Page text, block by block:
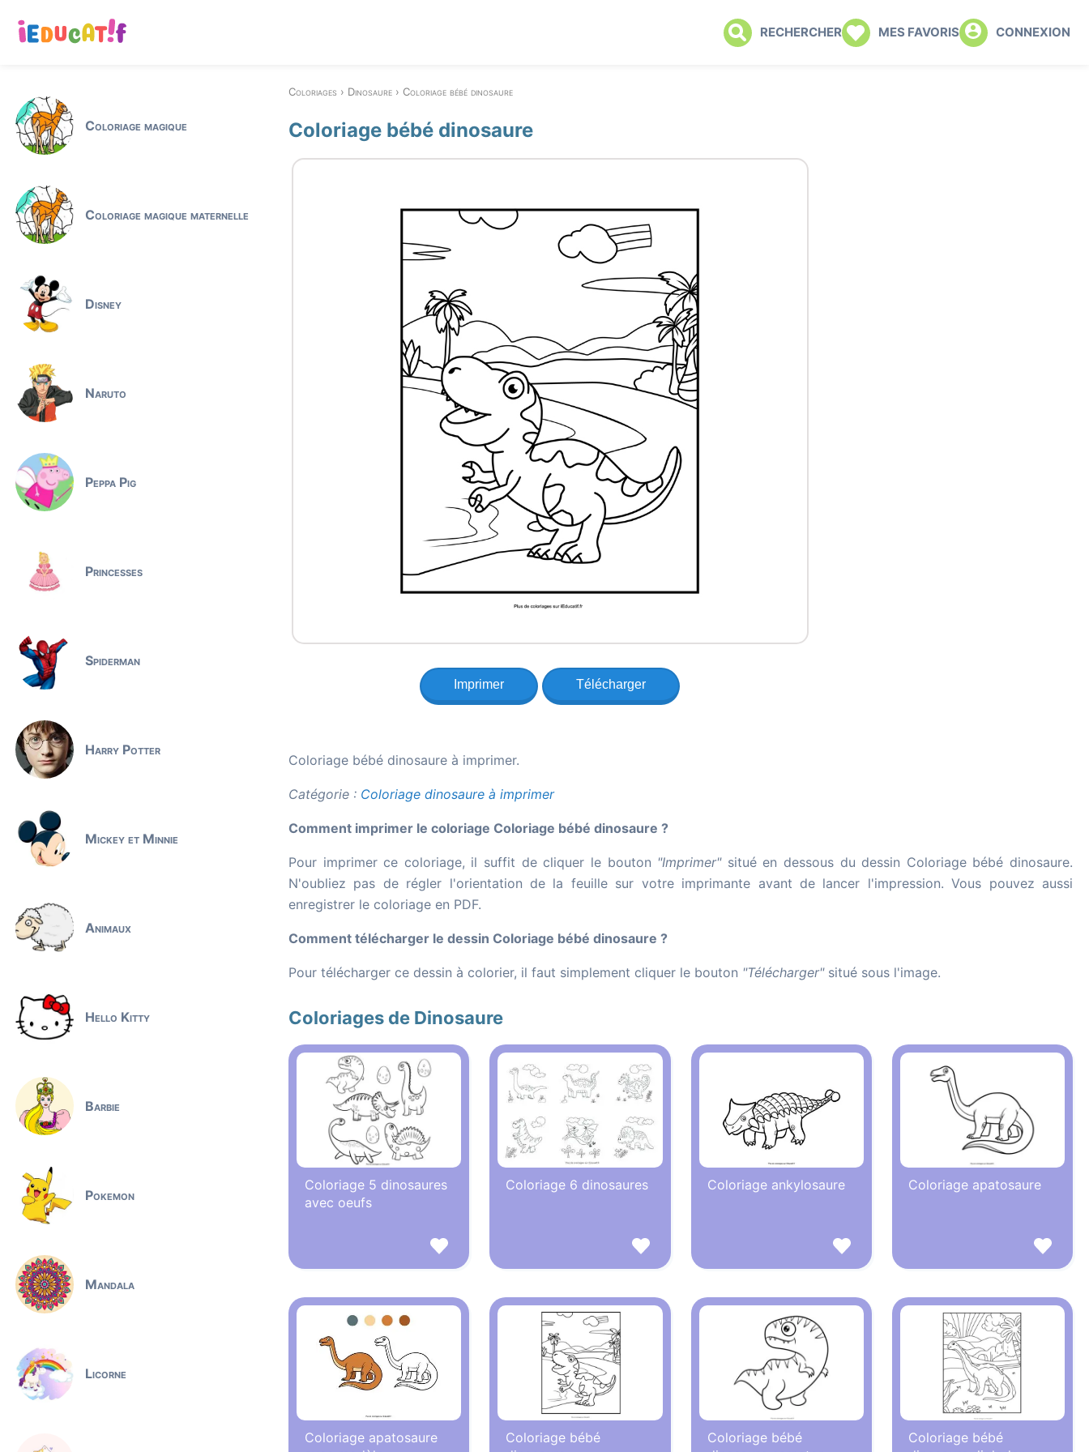
RECHERCHER MES FAVORIS CONNEXION
Coloriage magique
Coloriage magique maternelle
Disney
Naruto
Peppa Pig
Princesses
Spiderman
Harry Potter
Mickey et Minnie
Animaux
Hello Kitty
Barbie
Pokemon
Mandala
Licorne
Coloriages Dinosaure Coloriage bébé dinosaure
Coloriage bébé dinosaure
Imprimer Télécharger
Coloriage bébé dinosaure à imprimer.
Catégorie : Coloriage dinosaure à imprimer
Comment imprimer le coloriage Coloriage bébé dinosaure ?
Pour imprimer ce coloriage, il suffit de cliquer le bouton "Imprimer"situé en dessous du dessin Coloriage bébé dinosaure.
N'oubliez pas de régler l'orientation de la feuille sur votre imprimante avant de lancer l'impression. Vous pouvez aussi
enregistrer le coloriage en PDF.
Comment télécharger le dessin Coloriage bébé dinosaure ?
Pour télécharger ce dessin à colorier, il faut simplement cliquer le bouton "Télécharger"situé sous l'image.
Coloriages de Dinosaure
Coloriage 5 dinosaures
avec oeufs
Coloriage 6 dinosaures Coloriage ankylosaure Coloriage apatosaure
Coloriage apatosaure
Coloriage bébé
Coloriage bébé
Coloriage bébé